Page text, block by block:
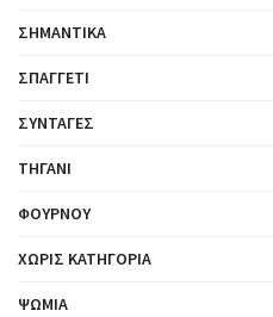
ΣΗΜΑΝΤΙΚΆ
ΣΠΑΓΓΈΤΙ
ΣΥΝΤΑΓΈΣ
ΤΗΓΆΝΙ
ΦΟΎΡΝΟΥ
ΧΩΡΊΣ ΚΑΤΗΓΟΡΊΑ
ΨΩΜΙΆ